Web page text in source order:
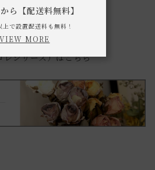
。
シリーズ）はこちら
ら【配送料無料】
で設置配送料も無料！
VIEW MORE